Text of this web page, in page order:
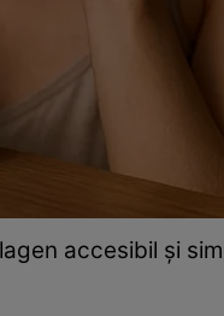
accesibil și